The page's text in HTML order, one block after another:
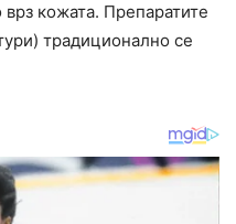
врз кожата. Препаратите
традиционално се